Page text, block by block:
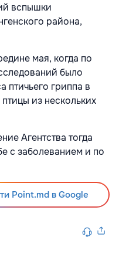
вспышки
района,
мая, когда по
было
птичьего гриппа в
из нескольких
Агентства тогда
с заболеванием и по
Point.md в Google